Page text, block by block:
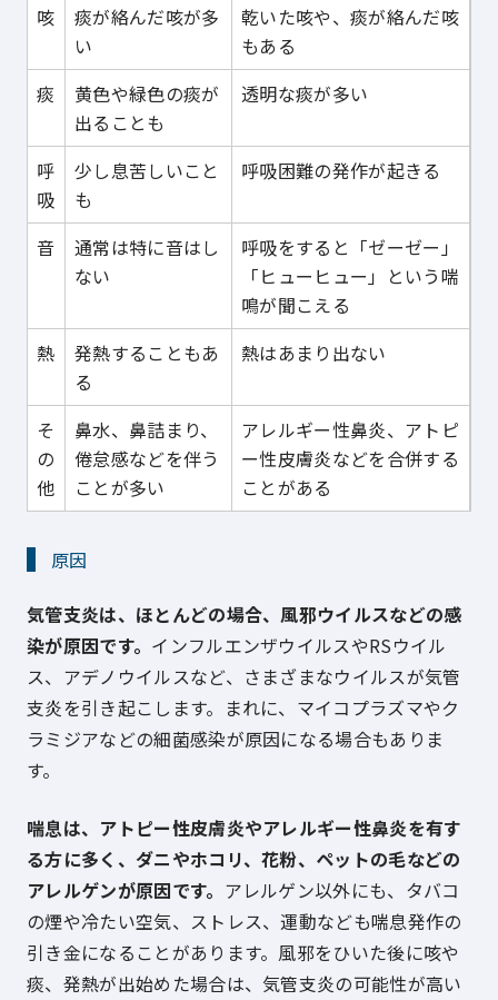
咳
痰が絡んだ咳が多
い
乾いた咳や、痰が絡んだ咳
もある
痰
黄色や緑色の痰が
出ることも
透明な痰が多い
呼
吸
少し息苦しいこと
も
呼吸困難の発作が起きる
音
通常は特に音はし
ない
呼吸をすると「ゼーゼー」
「ヒューヒュー」という喘
鳴が聞こえる
熱
発熱することもあ
る
熱はあまり出ない
そ
の
他
鼻水、鼻詰まり、
倦怠感などを伴う
ことが多い
アレルギー性鼻炎、アトピ
ー性皮膚炎などを合併する
ことがある
原因
気管支炎は、ほとんどの場合、風邪ウイルスなどの感
染が原因です。 インフルエンザウイルスやRSウイル
ス、アデノウイルスなど、さまざまなウイルスが気管
支炎を引き起こします。まれに、マイコプラズマやク
ラミジアなどの細菌感染が原因になる場合もありま
す。
喘息は、アトピー性皮膚炎やアレルギー性鼻炎を有す
る方に多く、ダニやホコリ、花粉、ペットの毛などの
アレルゲンが原因です。 アレルゲン以外にも、タバコ
の煙や冷たい空気、ストレス、運動なども喘息発作の
引き金になることがあります。風邪をひいた後に咳や
痰、発熱が出始めた場合は、気管支炎の可能性が高い